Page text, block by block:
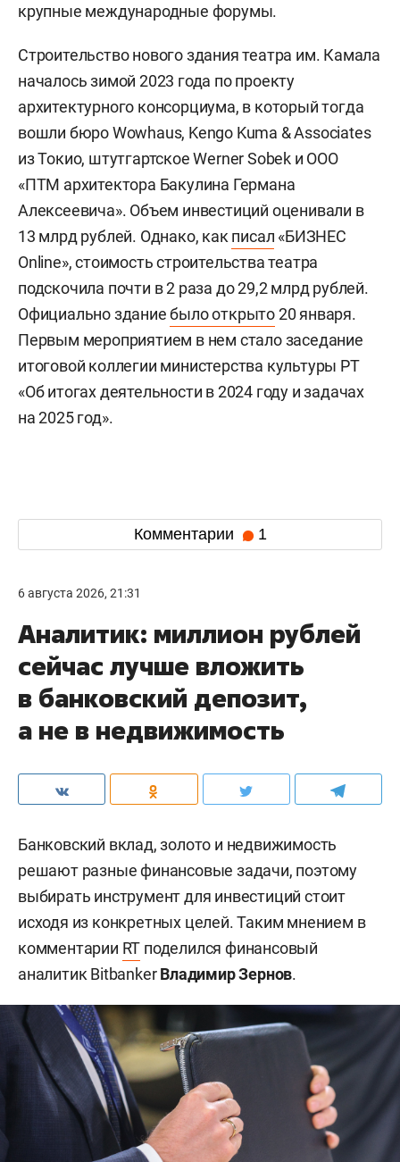
крупные международные форумы.
Строительство нового здания театра им. Камала
началось зимой 2023 года по проекту
архитектурного консорциума, в который тогда
вошли бюро Wowhaus, Kengo Kuma & Associates
из Токио, штутгартское Werner Sobek и ООО
«ПТМ архитектора Бакулина Германа
Алексеевича». Объем инвестиций оценивали в
13 млрд рублей. Однако, как писал «БИЗНЕС
Online», стоимость строительства театра
подскочила почти в 2 раза до 29,2 млрд рублей.
Официально зданиебыло открыто20 января.
Первым мероприятием в нем стало заседание
итоговой коллегии министерства культуры РТ
«Об итогах деятельности в 2024 году и задачах
на 2025 год».
Комментарии 1
6 августа 2026, 21:31
Аналитик: миллион рублей
сейчас лучше вложить
в банковский депозит,
а не в недвижимость
Банковский вклад, золото и недвижимость
решают разные финансовые задачи, поэтому
выбирать инструмент для инвестиций стоит
исходя из конкретных целей. Таким мнением в
комментарии RT поделился финансовый
аналитик BitbankerВладимир Зернов.